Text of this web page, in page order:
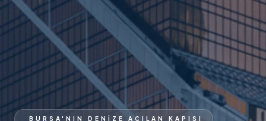
BURSA'NIN DENIZE AÇILAN KAPISI